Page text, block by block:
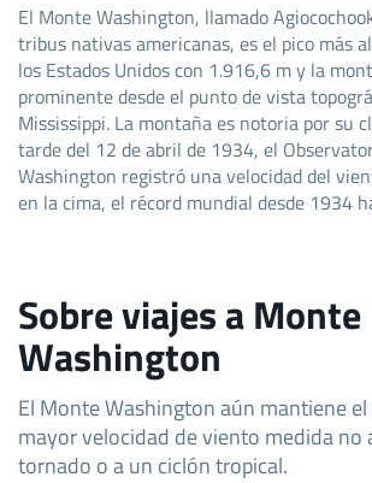
El Monte Washington, llamado
tribus nativas americanas, es el pico más
los Estados Unidos con 1.916,6 m y la
prominente desde el punto de vista
Mississippi. La montaña es notoria por su
tarde del 12 de abril de 1934, el
Washington registró una velocidad del
en la cima, el récord mundial desde 1934
Sobre viajes a Monte
Washington
El Monte Washington aún mantiene
mayor velocidad de viento medida no
tornado o a un ciclón tropical.